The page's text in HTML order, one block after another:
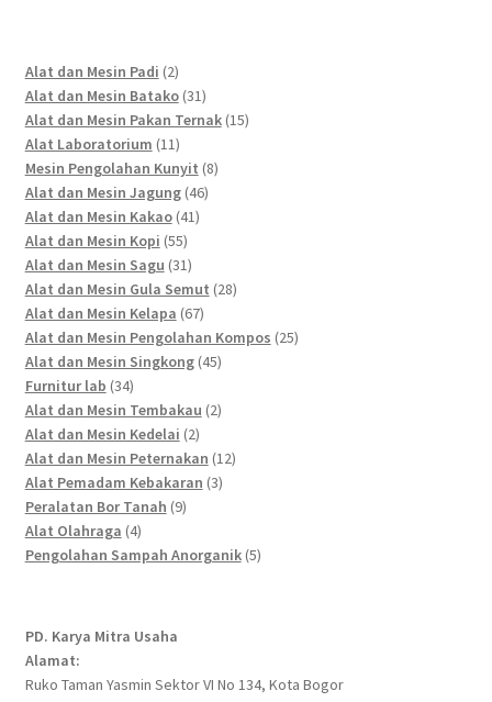
Alat dan Mesin Padi 22
products
Alat dan Mesin Batako 3131
products
Alat dan Mesin Pakan Ternak 1515
Alat Laboratorium 1111
products
Mesin Pengolahan Kunyit 88
Alat dan Mesin Jagung 4646
Alat dan Mesin Kakao 4141
Alat dan Mesin Kopi 5555
products
Alat dan Mesin Sagu 3131
products
Alat dan Mesin Gula Semut 2828
Alat dan Mesin Kelapa 6767
products
Alat dan Mesin Pengolahan Kompos 2525
Alat dan Mesin Singkong 4545
Furnitur lab 3434
products
Alat dan Mesin Tembakau 22
Alat dan Mesin Kedelai 22
products
Alat dan Mesin Peternakan 1212
Alat Pemadam Kebakaran 33
Peralatan Bor Tanah 99
Alat Olahraga 44
products
Pengolahan Sampah Anorganik 55
PD. Karya Mitra Usaha
Alamat:
Ruko Taman Yasmin Sektor VI No 134, Kota Bogor